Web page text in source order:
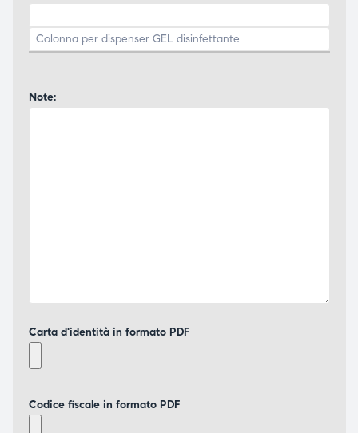
Note:
Carta d'identità in formato PDF
Codice fiscale in formato PDF